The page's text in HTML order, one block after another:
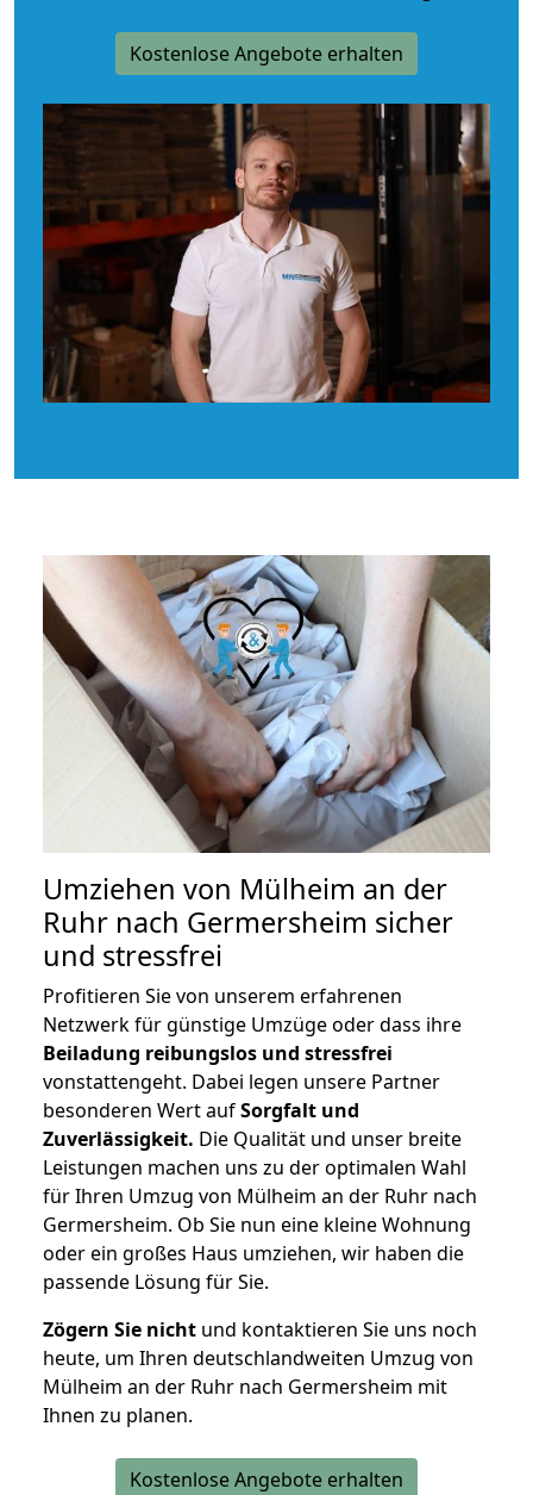
Kostenlose Angebote erhalten
Umziehen von Mülheim an der
Ruhr nach Germersheim sicher
und stressfrei
Profitieren Sie von unserem erfahrenen
Netzwerk für günstige Umzüge oder dass ihre
Beiladung reibungslos und stressfrei
vonstattengeht. Dabei legen unsere Partner
besonderen Wert aufSorgfalt und
Zuverlässigkeit. Die Qualität und unser breite
Leistungen machen uns zu der optimalen Wahl
für Ihren Umzug von Mülheim an der Ruhr nach
Germersheim. Ob Sie nun eine kleine Wohnung
oder ein großes Haus umziehen, wir haben die
passende Lösung für Sie.
Zögern Sie nicht und kontaktieren Sie uns noch
heute, um Ihren deutschlandweiten Umzug von
Mülheim an der Ruhr nach Germersheim mit
Ihnen zu planen.
Kostenlose Angebote erhalten